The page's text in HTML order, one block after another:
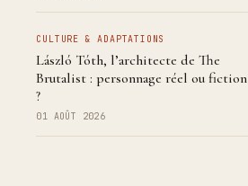
CULTURE & ADAPTATIONS
László Tóth, l’architecte de The
Brutalist : personnage réel ou fiction
?
01 AOÛT 2026